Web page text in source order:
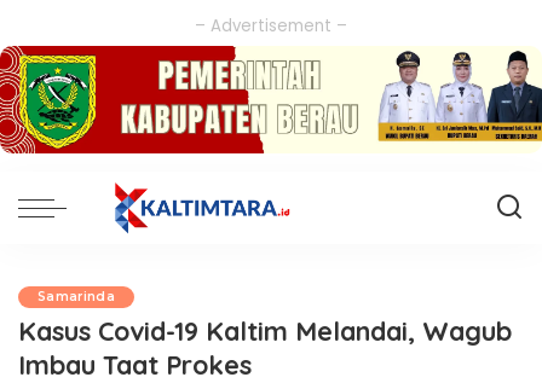
– Advertisement –
Samarinda
Kasus Covid-19 Kaltim Melandai, Wagub
Imbau Taat Prokes